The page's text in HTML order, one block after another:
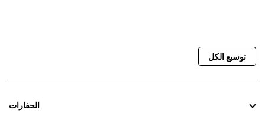
توسيع الكل
الحفارات